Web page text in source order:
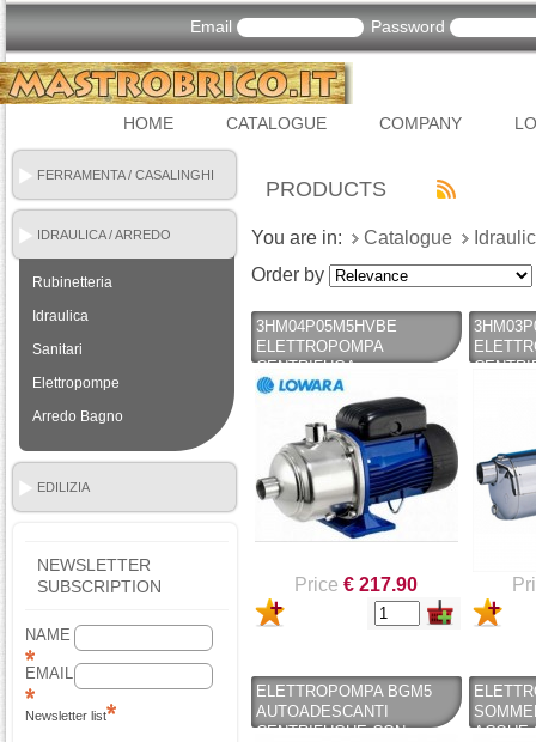
Email Password
HOME CATALOGUE COMPANY
FERRAMENTA / CASALINGHI
IDRAULICA / ARREDO
BAGNO
Rubinetteria
Idraulica
Sanitari
Elettropompe
Arredo Bagno
EDILIZIA
NEWSLETTER
SUBSCRIPTION
NAME
EMAIL
Newsletter list
PRODUCTS
You are in: Catalogue
Order by
3HM04P05M5HVBE
ELETTROPOMPA
CENTRIFUGA
MULTISTADIO SILENZIOSA
- LOWARA - LOWARA
Price € 217.90
ELETTROPOMPA BGM5
AUTOADESCANTI
CENTRIFUGHE CON
ACQUE